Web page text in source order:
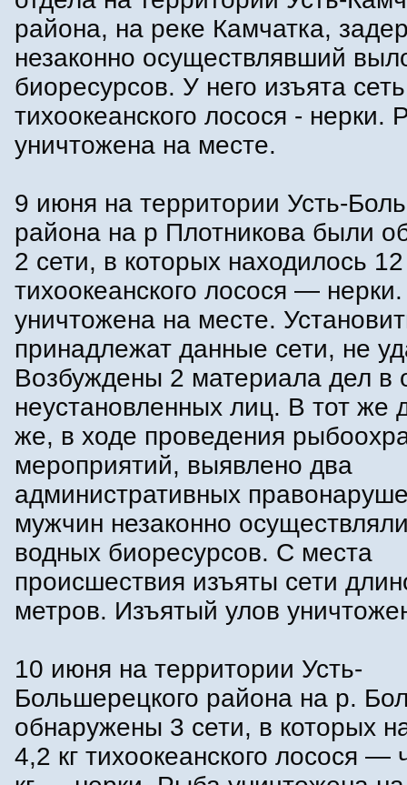
района, на реке Камчатка,
незаконно осуществлявший
биоресурсов. У него изъята
тихоокеанского лосося -
уничтожена на месте.
9 июня на территории Усть-
района на р Плотникова были
2 сети, в которых находилось 12
тихоокеанского лосося —
уничтожена на месте.
принадлежат данные сети, не
Возбуждены 2 материала дел в
неустановленных лиц. В тот же
же, в ходе проведения
мероприятий, выявлено два
административных
мужчин незаконно
водных биоресурсов. С места
происшествия изъяты сети
метров. Изъятый улов
10 июня на территории Усть-
Большерецкого района на р.
обнаружены 3 сети, в которых
4,2 кг тихоокеанского лосося —